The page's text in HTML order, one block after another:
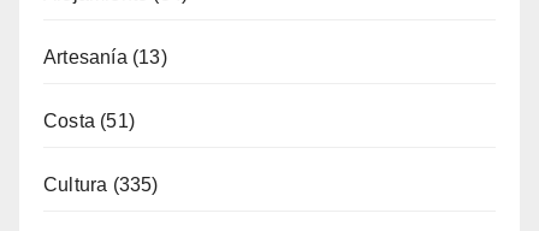
Artesanía (13)
Costa (51)
Cultura (335)